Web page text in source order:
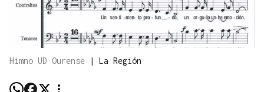
Himno UD Ourense | La Región